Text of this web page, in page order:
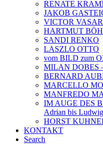
RENATE
JAKOB
VICTOR
HARTMUT
SANDI RENKO
LASZLO OTTO
vom BILD zum
MILAN DOBES
BERNARD
MARCELLO
MANFREDO
IM AUGE DES
Adrian bis
HORST
KONTAKT
Search